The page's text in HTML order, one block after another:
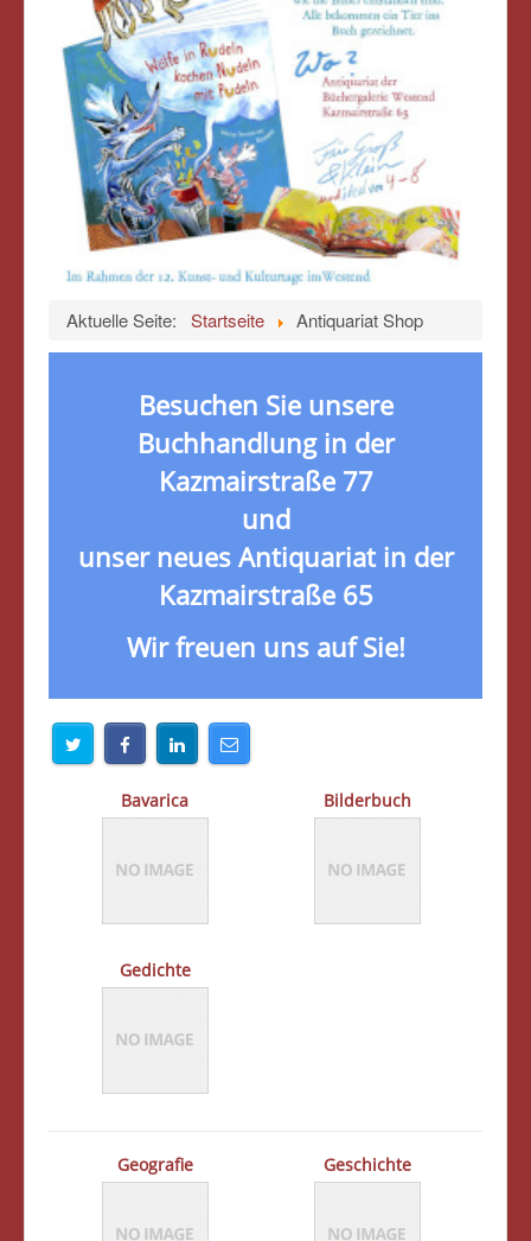
Aktuelle Seite: Startseite Antiquariat Shop
Besuchen Sie unsere
Buchhandlung in der
Kazmairstraße 77
und
unser neues Antiquariat in der
Kazmairstraße 65
Wir freuen uns auf Sie!
Bavarica Bilderbuch
Gedichte
Geografie Geschichte